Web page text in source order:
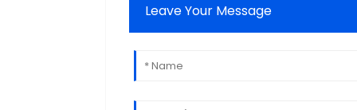
Leave Your Message